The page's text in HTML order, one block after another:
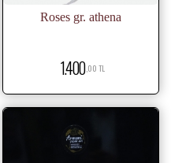
Roses gr. athena
1.400 ,00 TL